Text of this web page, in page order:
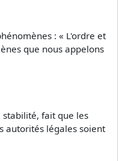
: « L'ordre et
que nous appelons
fait que les
autorités légales soient